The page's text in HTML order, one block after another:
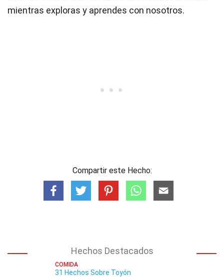
mientras exploras y aprendes con nosotros.
Compartir este Hecho:
Hechos Destacados
COMIDA
31 Hechos Sobre Toyón